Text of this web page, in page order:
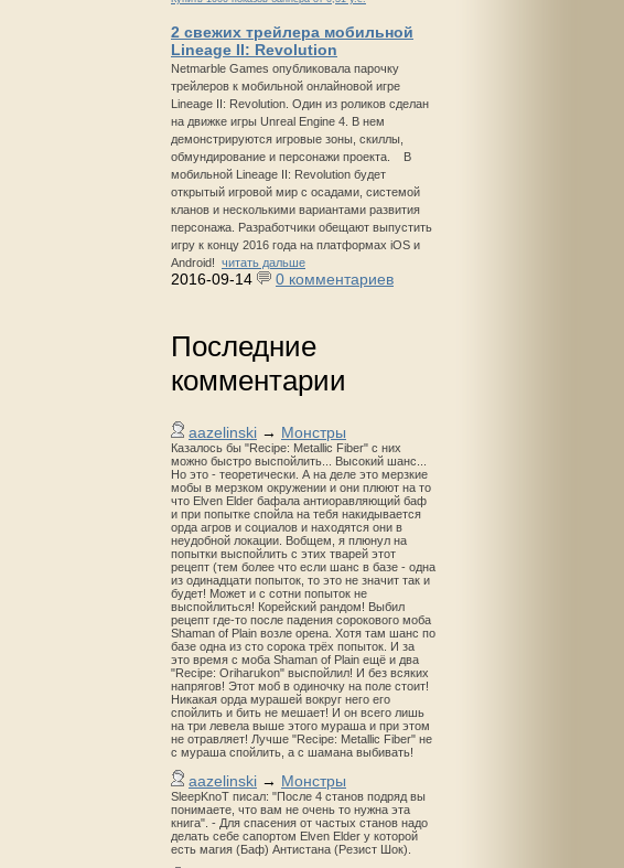
2 свежих трейлера мобильной
Lineage II: Revolution
Netmarble Games опубликовала парочку
трейлеров к мобильной онлайновой игре
Lineage II: Revolution. Один из роликов сделан
на движке игры Unreal Engine 4. В нем
демонстрируются игровые зоны, скиллы,
обмундирование и персонажи проекта. В
мобильной Lineage II: Revolution будет
открытый игровой мир с осадами, системой
кланов и несколькими вариантами развития
персонажа. Разработчики обещают выпустить
игру к концу 2016 года на платформах iOS и
Android! читать дальше
2016-09-14 0 комментариев
Последние
комментарии
aazelinski → Монстры
Казалось бы "Recipe: Metallic Fiber" с них
можно быстро выспойлить... Высокий шанс...
Но это - теоретически. А на деле это мерзкие
мобы в мерзком окружении и они плюют на то
что Elven Elder бафала антиоравляющий баф
и при попытке спойла на тебя накидывается
орда агров и социалов и находятся они в
неудобной локации. Вобщем, я плюнул на
попытки выспойлить с этих тварей этот
рецепт (тем более что если шанс в базе - одна
из одинадцати попыток, то это не значит так и
будет! Может и с сотни попыток не
выспойлиться! Корейский рандом! Выбил
рецепт где-то после падения сорокового моба
Shaman of Plain возле орена. Хотя там шанс по
базе одна из сто сорока трёх попыток. И за
это время с моба Shaman of Plain ещё и два
"Recipe: Oriharukon" выспойлил! И без всяких
напрягов! Этот моб в одиночку на поле стоит!
Никакая орда мурашей вокруг него его
спойлить и бить не мешает! И он всего лишь
на три левела выше этого мураша и при этом
не отравляет! Лучше "Recipe: Metallic Fiber" не
с мураша спойлить, а с шамана выбивать!
aazelinski → Монстры
SleepKnoT писал: "После 4 станов подряд вы
понимаете, что вам не очень то нужна эта
книга". - Для спасения от частых станов надо
делать себе сапортом Elven Elder у которой
есть магия (Баф) Антистана (Резист Шок).